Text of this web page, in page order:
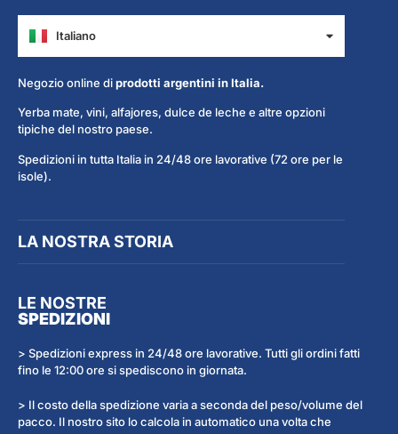
Italiano
Español
Negozio online diprodotti argentini in Italia.
Yerba mate, vini, alfajores, dulce de leche e altre opzioni
tipiche del nostro paese.
Spedizioni in tutta Italia in 24/48 ore lavorative (72 ore per le
isole).
LA NOSTRA STORIA
LE NOSTRE
SPEDIZIONI
> Spedizioni express in 24/48 ore lavorative. Tutti gli ordini fatti
fino le 12:00 ore si spediscono in giornata.
> Il costo della spedizione varia a seconda del peso/volume del
pacco. Il nostro sito lo calcola in automatico una volta che